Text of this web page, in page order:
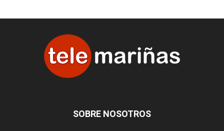
SOBRE NOSOTROS